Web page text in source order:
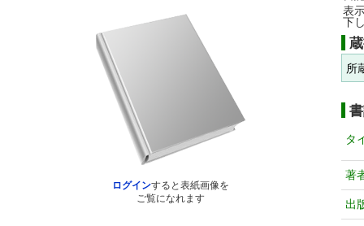
ログインすると表紙画像を
ご覧になれます
表
下
所
タ
著
出